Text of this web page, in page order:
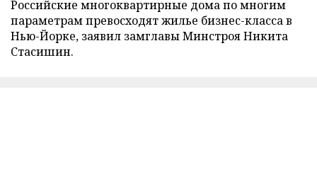
Российские многоквартирные дома по многим
параметрам превосходят жилье бизнес-класса в
Нью-Йорке, заявил замглавы Минстроя Никита
Стасишин.